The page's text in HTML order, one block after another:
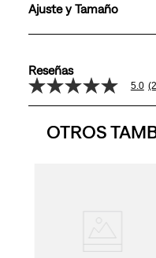
Ajuste y Tamaño
Reseñas
5.0
de
estrellas,
valor
5.0
OTROS